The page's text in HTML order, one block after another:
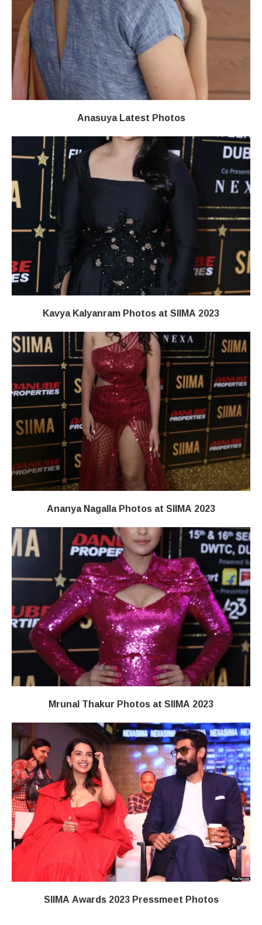
Anasuya Latest Photos
Kavya Kalyanram Photos at SIIMA 2023
Ananya Nagalla Photos at SIIMA 2023
Mrunal Thakur Photos at SIIMA 2023
SIIMA Awards 2023 Pressmeet Photos